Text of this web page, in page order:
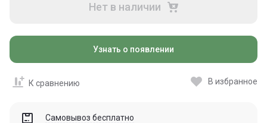
Нет в наличии
Узнать о появлении
К сравнению В избранное
Самовывоз бесплатно